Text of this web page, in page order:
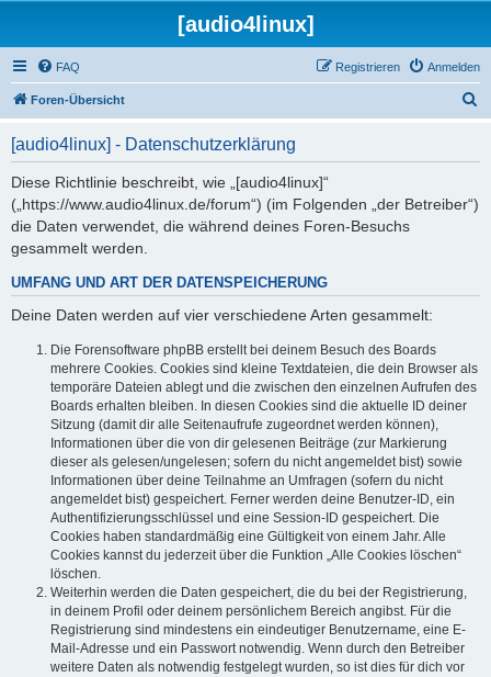
[audio4linux]
FAQ Anmelden
Registrieren
Foren-Übersicht
[audio4linux] - Datenschutzerklärung
Diese Richtlinie beschreibt, wie „[audio4linux]“
(„https://www.audio4linux.de/forum“) (im Folgenden „der Betreiber“)
die Daten verwendet, die während deines Foren-Besuchs
gesammelt werden.
UMFANG UND ART DER DATENSPEICHERUNG
Deine Daten werden auf vier verschiedene Arten gesammelt:
Die Forensoftware phpBB erstellt bei deinem Besuch des Boards
mehrere Cookies. Cookies sind kleine Textdateien, die dein Browser als
temporäre Dateien ablegt und die zwischen den einzelnen Aufrufen des
Boards erhalten bleiben. In diesen Cookies sind die aktuelle ID deiner
Sitzung (damit dir alle Seitenaufrufe zugeordnet werden können),
Informationen über die von dir gelesenen Beiträge (zur Markierung
dieser als gelesen/ungelesen; sofern du nicht angemeldet bist) sowie
Informationen über deine Teilnahme an Umfragen (sofern du nicht
angemeldet bist) gespeichert. Ferner werden deine Benutzer-ID, ein
Authentifizierungsschlüssel und eine Session-ID gespeichert. Die
Cookies haben standardmäßig eine Gültigkeit von einem Jahr. Alle
Cookies kannst du jederzeit über die Funktion „Alle Cookies löschen“
löschen.
Weiterhin werden die Daten gespeichert, die du bei der Registrierung,
in deinem Profil oder deinem persönlichem Bereich angibst. Für die
Registrierung sind mindestens ein eindeutiger Benutzername, eine E-
Mail-Adresse und ein Passwort notwendig. Wenn durch den Betreiber
weitere Daten als notwendig festgelegt wurden, so ist dies für dich vor